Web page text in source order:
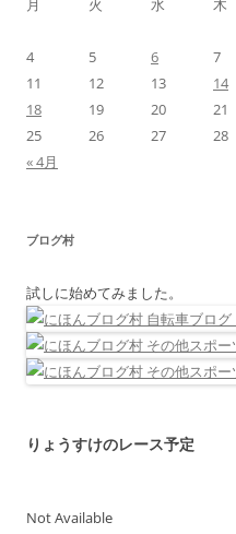
月 火 水 木
4
5 6 7
11
12 13 14
18
19 20 21
25
26 27 28
« 4月
ブログ村
試しに始めてみました。
りょうすけのレース予定
Not Available